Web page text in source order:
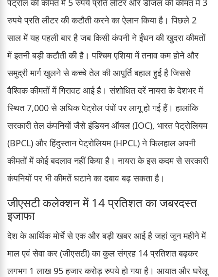
रुपये प्रति लीटर की कटौती करने का ऐलान किया है। पिछले 2
साल में यह पहली बार है जब किसी कंपनी ने ईंधन की खुदरा कीमतों
में इतनी बड़ी कटौती की है। पश्चिम एशिया में तनाव कम होने और
समुद्री मार्ग खुलने से कच्चे तेल की आपूर्ति बहाल हुई है जिससे
वैश्विक कीमतों में गिरावट आई है। संशोधित दरें नायरा के देशभर में
स्थित 7,000 से अधिक पेट्रोल पंपों पर लागू हो गई हैं। हालांकि
सरकारी तेल कंपनियों जैसे इंडियन ऑयल (IOC), भारत पेट्रोलियम
(BPCL) और हिंदुस्तान पेट्रोलियम (HPCL) ने फिलहाल अपनी
कीमतों में कोई बदलाव नहीं किया है। नायरा के इस कदम से सरकारी
कंपनियों पर भी कीमतें घटाने का दबाव बढ़ सकता है।
जीएसटी कलेक्शन में 14 प्रतिशत का जबरदस्त
इजाफा
देश के आर्थिक मोर्चे से एक और बड़ी खबर आई है जहां जून महीने में
माल एवं सेवा कर (जीएसटी) का कुल संग्रह 14 प्रतिशत बढ़कर
लगभग 1 लाख 95 हजार करोड़ रुपये हो गया है। आयात और घरेलू